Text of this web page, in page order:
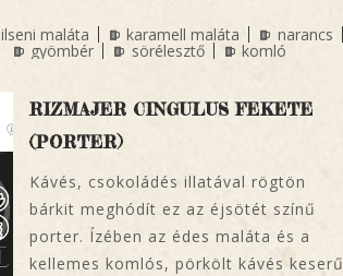
maláta karamell maláta narancs
gyömbér sörélesztő komló
RIZMAJER CINGULUS FEKETE
(PORTER)
Kávés, csokoládés illatával rögtön
bárkit meghódít ez az éjsötét színű
porter. Ízében az édes maláta és a
kellemes komlós, pörkölt kávés keserű